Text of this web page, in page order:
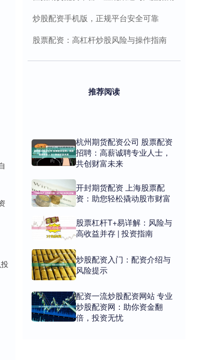
炒股配资手机版，正规平台安全可靠
股票配资：高杠杆炒股风险与操作指南
推荐阅读
杭州期货配资公司 股票配资
招聘：高薪诚聘专业人士，
共创财富未来
开封期货配资 上海股票配
资：助您轻松撬动股市财富
股票杠杆T+易详解：风险与
高收益并存 | 投资指南
炒股配资入门：配资介绍与
风险提示
配资一流炒股配资网站 专业
炒股配资网：助你资金翻
倍，投资无忧